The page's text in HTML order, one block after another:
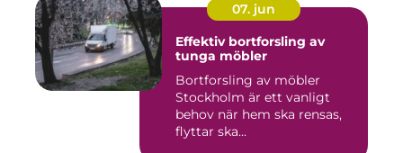
07. jun
Effektiv bortforsling av
tunga möbler
Bortforsling av möbler
Stockholm är ett vanligt
behov när hem ska rensas,
flyttar ska...